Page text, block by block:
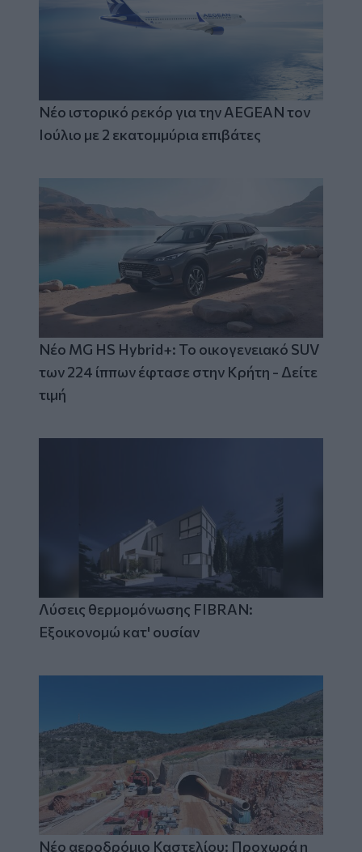
Νέο ιστορικό ρεκόρ για την AEGEAN τον
Ιούλιο με 2 εκατομμύρια επιβάτες
Νέο MG HS Hybrid+: Το οικογενειακό SUV
των 224 ίππων έφτασε στην Κρήτη - Δείτε
τιμή
Λύσεις θερμομόνωσης FIBRAN:
Εξοικονομώ κατ' ουσίαν
Νέο αεροδρόμιο Καστελίου: Προχωρά η